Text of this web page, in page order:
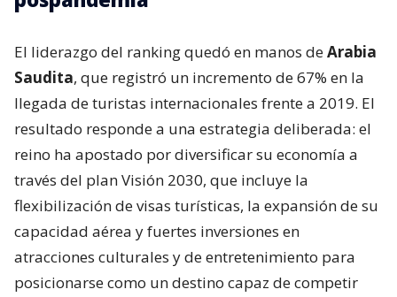
El liderazgo del ranking quedó en manos deArabia
Saudita, que registró un incremento de 67% en la
llegada de turistas internacionales frente a 2019. El
resultado responde a una estrategia deliberada: el
reino ha apostado por diversificar su economía a
través del plan Visión 2030, que incluye la
flexibilización de visas turísticas, la expansión de su
capacidad aérea y fuertes inversiones en
atracciones culturales y de entretenimiento para
posicionarse como un destino capaz de competir